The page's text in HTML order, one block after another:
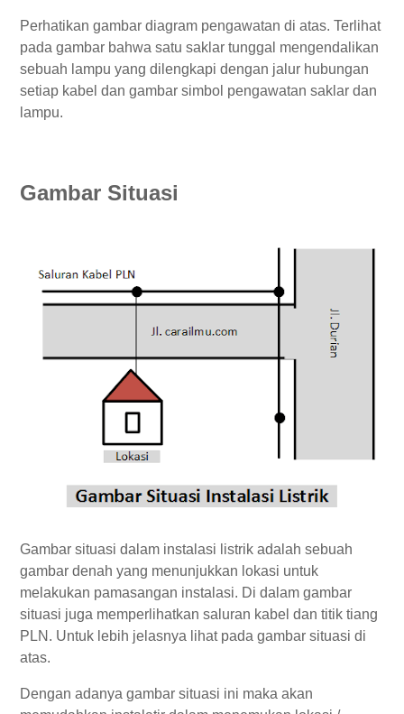
Perhatikan gambar diagram pengawatan di atas. Terlihat
pada gambar bahwa satu saklar tunggal mengendalikan
sebuah lampu yang dilengkapi dengan jalur hubungan
setiap kabel dan gambar simbol pengawatan saklar dan
lampu.
Gambar Situasi
Gambar situasi dalam instalasi listrik adalah sebuah
gambar denah yang menunjukkan lokasi untuk
melakukan pamasangan instalasi. Di dalam gambar
situasi juga memperlihatkan saluran kabel dan titik tiang
PLN. Untuk lebih jelasnya lihat pada gambar situasi di
atas.
Dengan adanya gambar situasi ini maka akan